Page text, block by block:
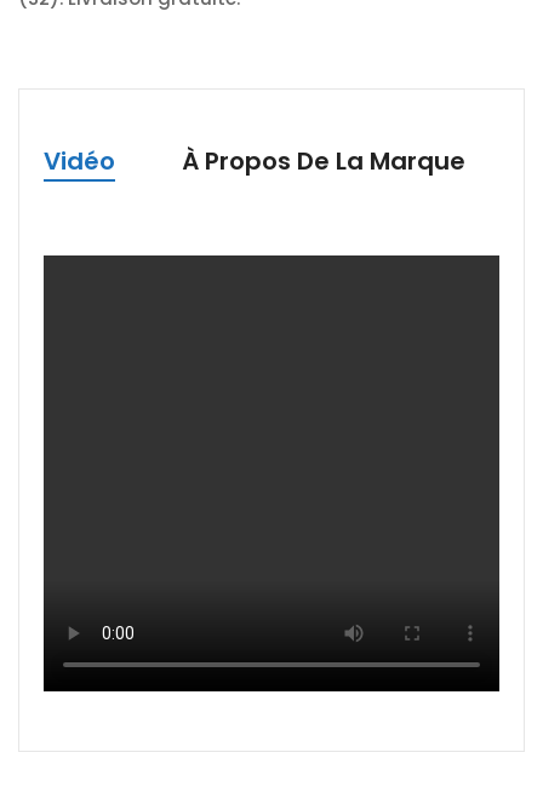
Vidéo À Propos De La Marque